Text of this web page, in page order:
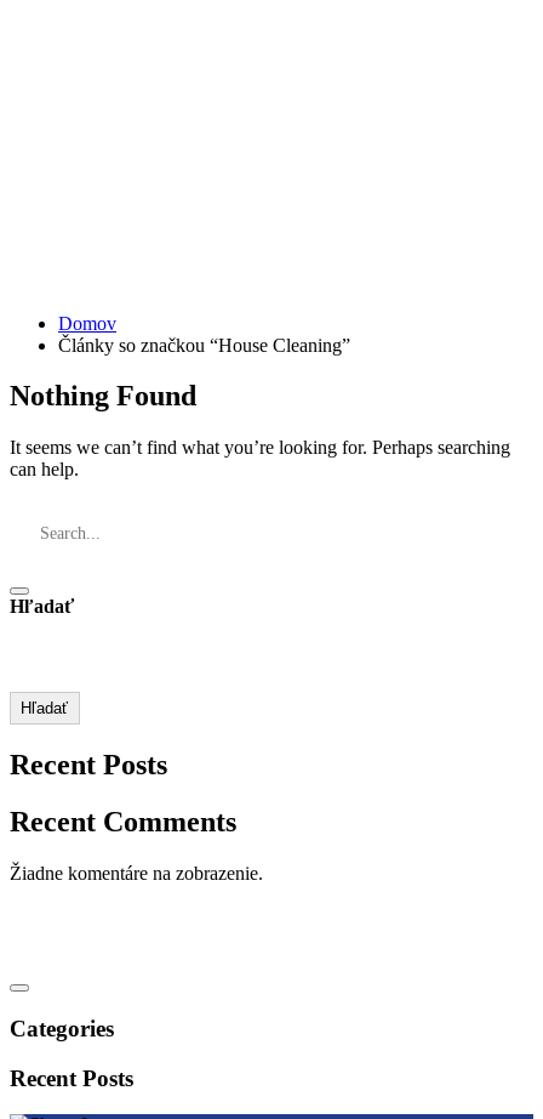
Domov
Články so značkou “House Cleaning”
Nothing Found
It seems we can’t find what you’re looking for. Perhaps searching
can help.
Hľadať
Hľadať
Recent Posts
Recent Comments
Žiadne komentáre na zobrazenie.
Categories
Recent Posts